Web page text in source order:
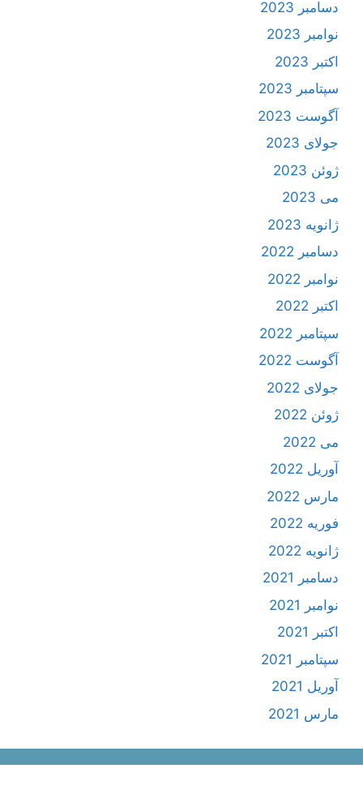
دسامبر 2023
نوامبر 2023
اکتبر 2023
سپتامبر 2023
آگوست 2023
جولای 2023
ژوئن 2023
می 2023
ژانویه 2023
دسامبر 2022
نوامبر 2022
اکتبر 2022
سپتامبر 2022
آگوست 2022
جولای 2022
ژوئن 2022
می 2022
آوریل 2022
مارس 2022
فوریه 2022
ژانویه 2022
دسامبر 2021
نوامبر 2021
اکتبر 2021
سپتامبر 2021
آوریل 2021
مارس 2021